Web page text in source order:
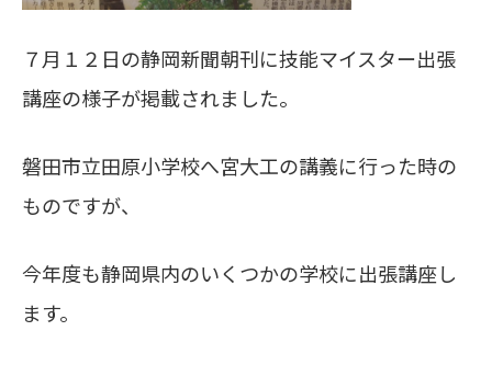
７月１２日の静岡新聞朝刊に技能マイスター出張
講座の様子が掲載されました。
磐田市立田原小学校へ宮大工の講義に行った時の
ものですが、
今年度も静岡県内のいくつかの学校に出張講座し
ます。